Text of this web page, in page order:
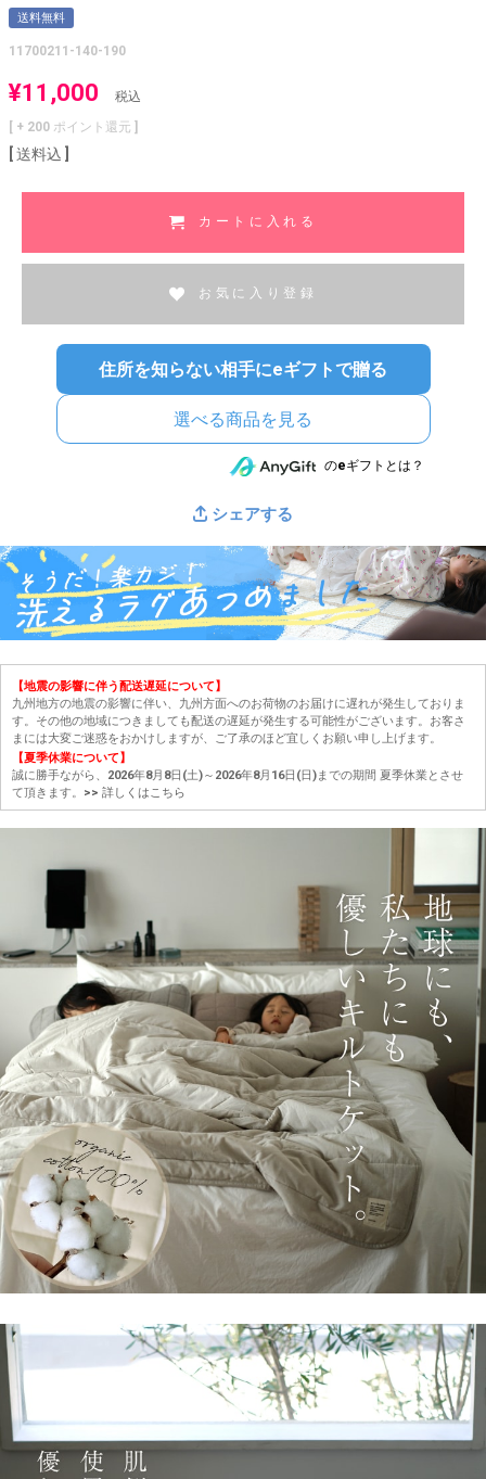
送料無料
11700211-140-190
¥11,000
税込
[ + 200 ポイント還元 ]
送料込
カートに入れる
お気に入り登録
住所を知らない相手にeギフトで贈る
選べる商品を見る
のeギフトとは？
シェアする
【地震の影響に伴う配送遅延について】
九州地方の地震の影響に伴い、九州方面へのお荷物のお届けに遅れが発生しておりま
す。その他の地域につきましても配送の遅延が発生する可能性がございます。お客さ
まには大変ご迷惑をおかけしますが、ご了承のほど宜しくお願い申し上げます。
【夏季休業について】
誠に勝手ながら、2026年8月8日(土)～2026年8月16日(日)までの期間 夏季休業とさせ
て頂きます。 >> 詳しくはこちら